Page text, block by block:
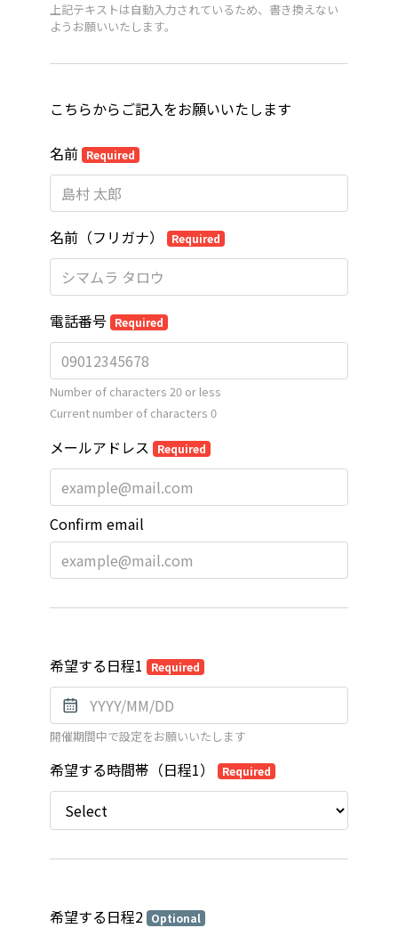
上記テキストは自動入力されているため、書き換えない
ようお願いいたします。
こちらからご記入をお願いいたします
名前 Required
名前（フリガナ） Required
電話番号 Required
Number of characters 20 or less
Current number of characters 0
メールアドレス Required
Confirm email
希望する日程1 Required
開催期間中で設定をお願いいたします
希望する時間帯（日程1） Required
希望する日程2 Optional